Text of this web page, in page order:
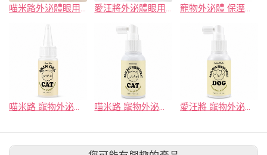
喵米路外泌體眼用保養液 愛汪將外泌體眼用保養液 寵物外泌體 保溼免洗潔淨慕斯
愛汪將 寵物外泌體 平衡口腔淨味噴霧 (犬用)